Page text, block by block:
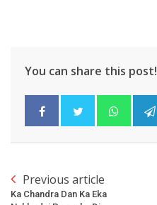
You can share this post!
Previous article
Ka Chandra Dan Ka Eka